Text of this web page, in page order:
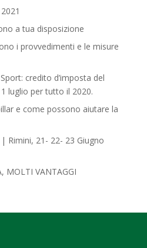
a tua disposizione
i provvedimenti e le misure
credito d’imposta del
luglio per tutto il 2020.
e come possono aiutare la
Rimini, 21- 22- 23 Giugno
MOLTI VANTAGGI